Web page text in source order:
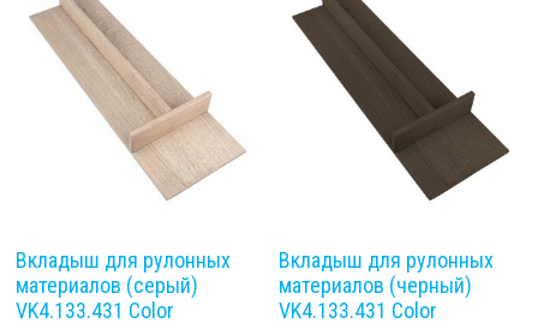
Вкладыш для рулонных
материалов (серый)
VK4.133.431 Color
Вкладыш для рулонных
материалов (черный)
VK4.133.431 Color